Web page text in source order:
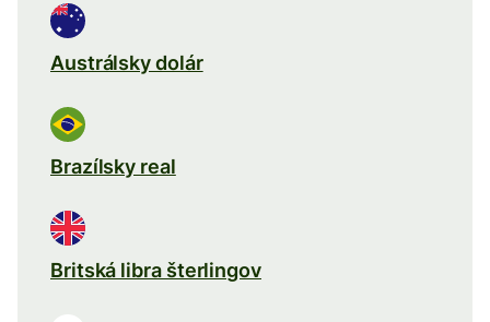
Austrálsky dolár
Brazílsky real
Britská libra šterlingov